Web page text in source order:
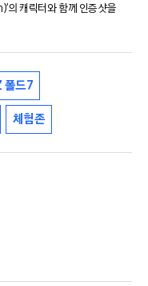
의 캐릭터와 함께 인증샷을
폴드7
체험존